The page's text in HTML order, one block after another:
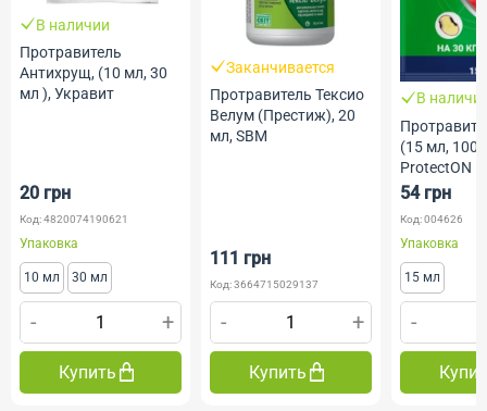
В наличии
Протравитель
Антихрущ, (10 мл, 30
мл ), Укравит
20 грн
Код: 4820074190621
Упаковка
10 мл 30 мл
- +
Купить
Заканчивается
Протравитель Тексио
Велум (Престиж), 20
мл, SBM
111 грн
Код: 3664715029137
- +
Купить
В
(15 мл, 100
ProtectON
54 грн
Код: 004626
Упаковка
15 мл
-